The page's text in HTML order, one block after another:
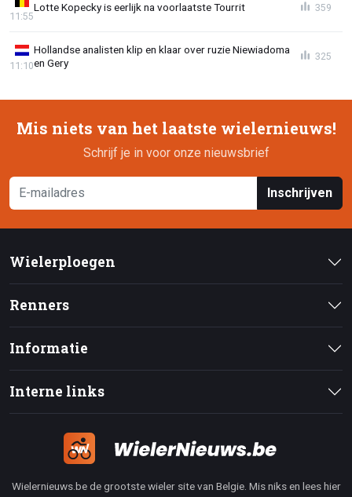
Lotte Kopecky is eerlijk na voorlaatste Tourrit
11:55
359
Hollandse analisten klip en klaar over ruzie Niewiadoma
en Gery
11:10
325
Mis niets van het laatste wielernieuws!
Schrijf je in voor onze nieuwsbrief
Inschrijven
Wielerploegen
Renners
Informatie
Interne links
Wielernieuws.be de grootste wieler site van Belgie. Mis niks en lees hier